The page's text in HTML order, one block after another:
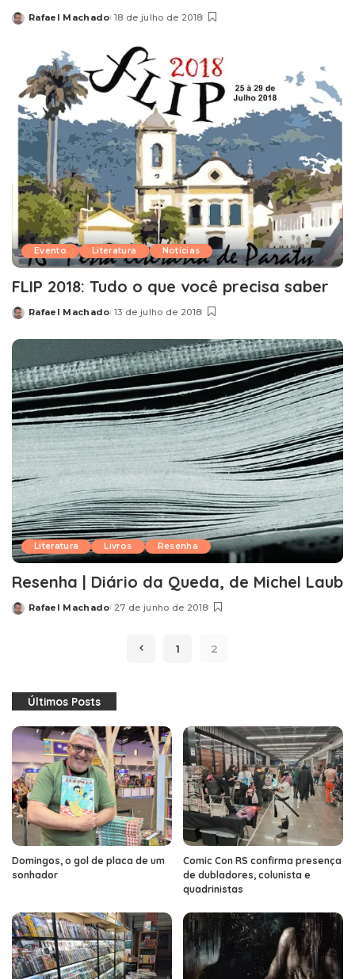
Posted
Rafael Machado 18 de julho de 2018
Evento Literatura Notícias
FLIP 2018: Tudo o que você precisa saber
Posted
Rafael Machado 13 de julho de 2018
Literatura Livros Resenha
Resenha | Diário da Queda, de Michel Laub
Posted
Rafael Machado 27 de junho de 2018
1 2
Últimos Posts
Domingos, o gol de placa de um
sonhador
Comic Con RS confirma presença
de dubladores, colunista e
quadrinistas